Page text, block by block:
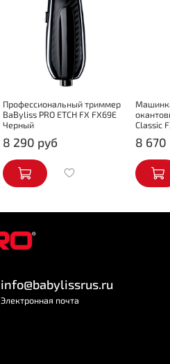
Профессиональный триммер
BaByliss PRO ETCH FX FX69E
Черный
8 290 руб
Classic
8 670
info@babylissrus.ru
Электронная почта